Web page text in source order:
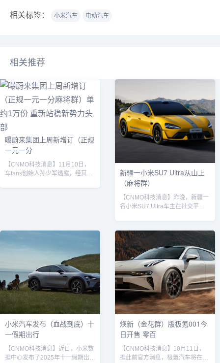
相关标签： 小米汽车 电动汽车
相关推荐
曝蔚来集团上周新增订（正规
一元一分
【CNMO科技消息】11月10日，
车fans创始人孙少军透露，经其团
与萤火虫——均已形成清晰的产品
矩阵和市场定位，覆盖从高端大型
车到入门级纯电小车的多个细分领
域。在蔚来主品牌方面...
新疆一小米SU7 Ultra从山上
（麻将群）
【CNMO科技消息】昨晚，新疆一
名小米SU7 Ultra车主在社交平台
车身严重损毁，但车主本人毫发无
伤。车主在发布的视频评论区中向
小米以及雷军表示了感谢。小米
SU7 Ultra据车主发布的现场视频
显示，事故发生后车辆经历了多次
翻滚，车头、车尾及车顶均已严重
变形，前轮脱落，安全气囊全部弹
出。然而令人惊叹的是，车辆A
柱、B柱依然保持完整结构，...
小米汽车发布（血战到底）十
一假期出行
【CNMO科技消息】近日，小米数
据中心发布了2025年十一假期出行
焕新（金花群）版极氪001今
日开售 零百
【CNMO科技消息】10月11日，
据此前官方消息，极氪汽车将在今